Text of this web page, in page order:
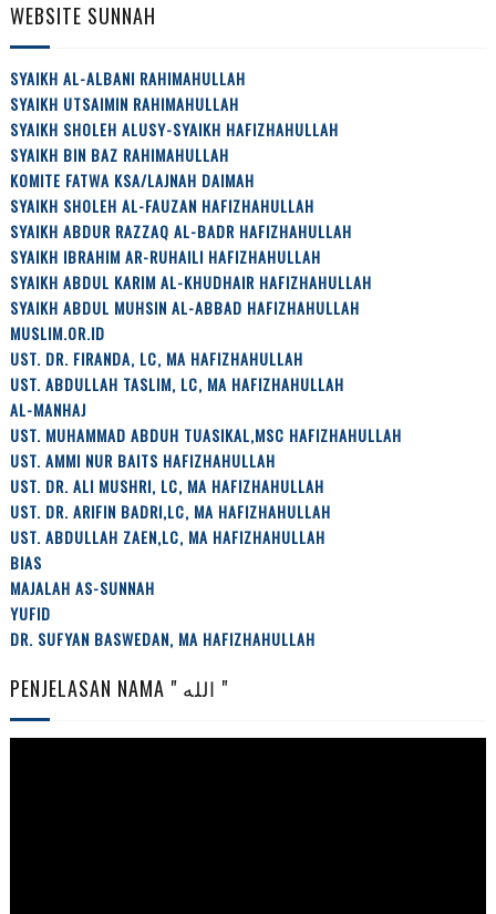
WEBSITE SUNNAH
SYAIKH AL-ALBANI RAHIMAHULLAH
SYAIKH UTSAIMIN RAHIMAHULLAH
SYAIKH SHOLEH ALUSY-SYAIKH HAFIZHAHULLAH
SYAIKH BIN BAZ RAHIMAHULLAH
KOMITE FATWA KSA/LAJNAH DAIMAH
SYAIKH SHOLEH AL-FAUZAN HAFIZHAHULLAH
SYAIKH ABDUR RAZZAQ AL-BADR HAFIZHAHULLAH
SYAIKH IBRAHIM AR-RUHAILI HAFIZHAHULLAH
SYAIKH ABDUL KARIM AL-KHUDHAIR HAFIZHAHULLAH
SYAIKH ABDUL MUHSIN AL-ABBAD HAFIZHAHULLAH
MUSLIM.OR.ID
UST. DR. FIRANDA, LC, MA HAFIZHAHULLAH
UST. ABDULLAH TASLIM, LC, MA HAFIZHAHULLAH
AL-MANHAJ
UST. MUHAMMAD ABDUH TUASIKAL,MSC HAFIZHAHULLAH
UST. AMMI NUR BAITS HAFIZHAHULLAH
UST. DR. ALI MUSHRI, LC, MA HAFIZHAHULLAH
UST. DR. ARIFIN BADRI,LC, MA HAFIZHAHULLAH
UST. ABDULLAH ZAEN,LC, MA HAFIZHAHULLAH
BIAS
MAJALAH AS-SUNNAH
YUFID
DR. SUFYAN BASWEDAN, MA HAFIZHAHULLAH
PENJELASAN NAMA " الله "